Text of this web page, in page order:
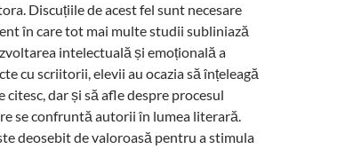
Discuțiile de acest fel sunt necesare
în care tot mai multe studii subliniază
intelectuală și emoțională a
cu scriitorii, elevii au ocazia să înțeleagă
citesc, dar și să afle despre procesul
se confruntă autorii în lumea literară.
deosebit de valoroasă pentru a stimula